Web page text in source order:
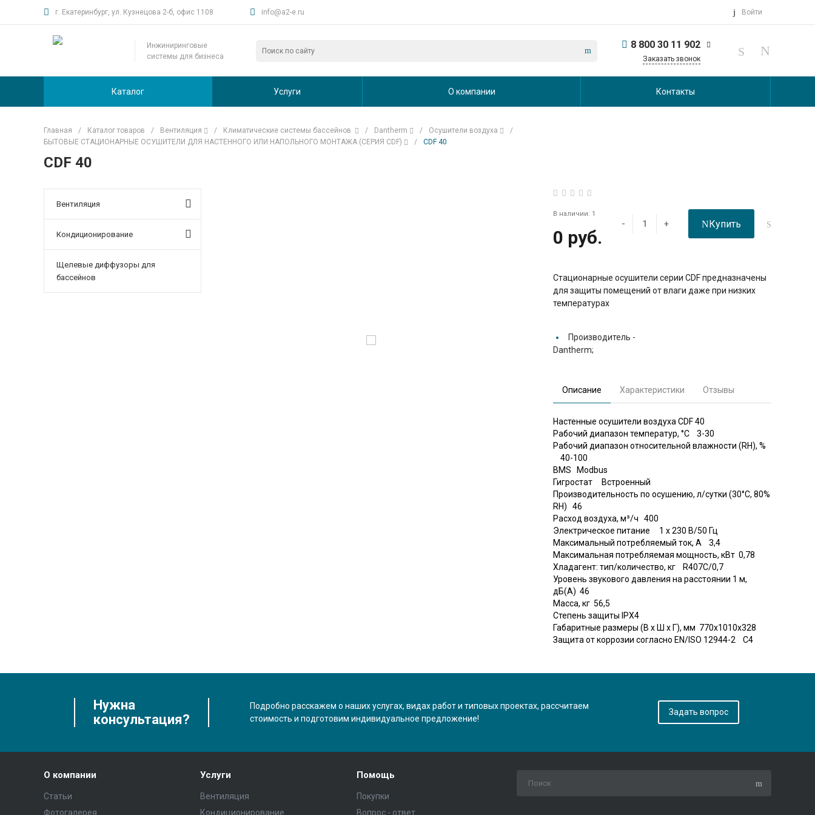
г. Екатеринбург, ул. Кузнецова 2-б, офис 1108 info@a2-e.ru Войти
Инжиниринговые
системы для бизнеса
8 800 30 11 902
Заказать звонок
Каталог Услуги О компании Контакты
Главная / Каталог товаров / Вентиляция / Климатические системы бассейнов / Dantherm / Осушители воздуха
/
БЫТОВЫЕ СТАЦИОНАРНЫЕ ОСУШИТЕЛИ ДЛЯ НАСТЕННОГО ИЛИ НАПОЛЬНОГО МОНТАЖА (СЕРИЯ CDF)
/ CDF 40
CDF 40
Вентиляция
Кондиционирование
Щелевые диффузоры для
бассейнов
В наличии: 1
0 руб.
- + Купить
Стационарные осушители серии CDF предназначены
для защиты помещений от влаги даже при низких
температурах
Производитель -
Dantherm;
Описание Характеристики Отзывы
Настенные осушители воздуха CDF 40
Рабочий диапазон температур, °C 3-30
Рабочий диапазон относительной влажности (RH), %
40-100
BMS Modbus
Гигростат Встроенный
Производительность по осушению, л/сутки (30°C, 80%
RH) 46
Расход воздуха, м³/ч 400
Электрическое питание 1 x 230 В/50 Гц
Максимальный потребляемый ток, А 3,4
Максимальная потребляемая мощность, кВт 0,78
Хладагент: тип/количество, кг R407C/0,7
Уровень звукового давления на расстоянии 1 м,
дБ(А) 46
Масса, кг 56,5
Степень защиты IPX4
Габаритные размеры (В x Ш x Г), мм 770x1010x328
Защита от коррозии согласно EN/ISO 12944-2 C4
Нужна
консультация?
Подробно расскажем о наших услугах, видах работ и типовых проектах, рассчитаем
стоимость и подготовим индивидуальное предложение!
Задать вопрос
О компании
Статьи
Фотогалерея
Услуги
Вентиляция
Кондиционирование
Помощь
Покупки
Вопрос - ответ